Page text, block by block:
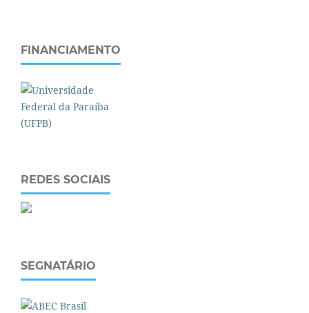
FINANCIAMENTO
REDES SOCIAIS
SEGNATÁRIO